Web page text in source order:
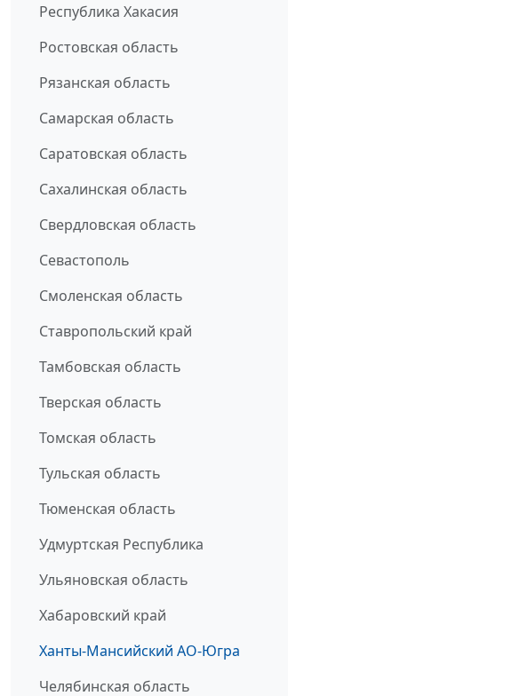
Республика Хакасия
Ростовская область
Рязанская область
Самарская область
Саратовская область
Сахалинская область
Свердловская область
Севастополь
Смоленская область
Ставропольский край
Тамбовская область
Тверская область
Томская область
Тульская область
Тюменская область
Удмуртская Республика
Ульяновская область
Хабаровский край
Ханты-Мансийский АО-Югра
Челябинская область